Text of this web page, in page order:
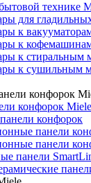
технике
для
к
к
к стиральным
к сушильным
конфорок Miele
конфорок
панели
панели
панели